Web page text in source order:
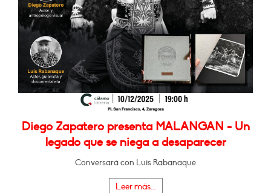
Diego Zapatero presenta MALANGAN - Un
legado que se niega a desaparecer
Conversará con Luis Rabanaque
Leer más...